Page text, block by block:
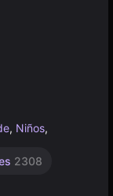
, Niños,
2308